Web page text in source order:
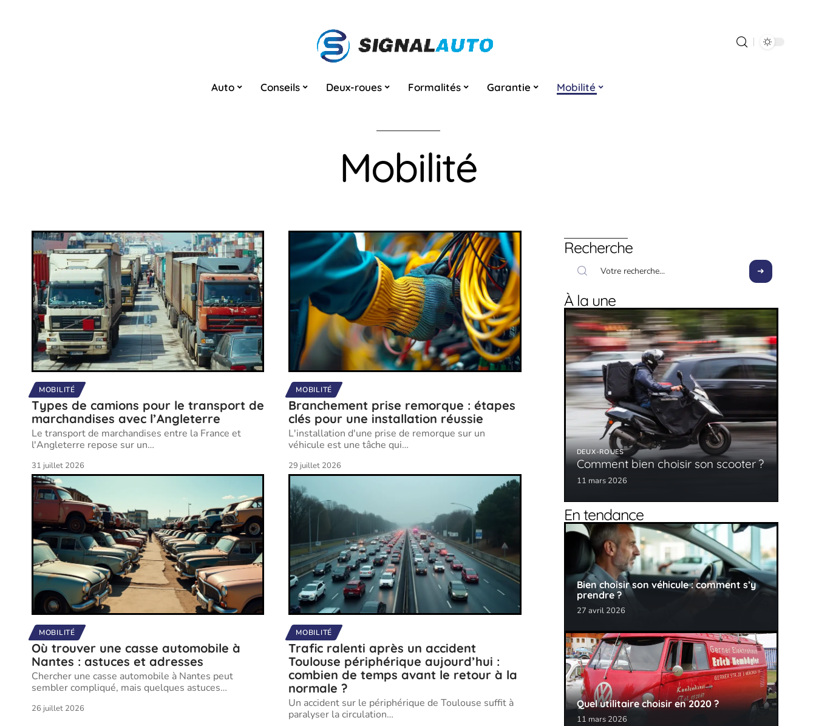
Auto Conseils Deux-roues Formalités Garantie Mobilité
Mobilité
MOBILITÉ
Types de camions pour le transport de
marchandises avec l’Angleterre
Le transport de marchandises entre la France et
l'Angleterre repose sur un…
31 juillet 2026
MOBILITÉ
Branchement prise remorque : étapes
clés pour une installation réussie
L'installation d'une prise de remorque sur un
véhicule est une tâche qui…
29 juillet 2026
MOBILITÉ
Où trouver une casse automobile à
Nantes : astuces et adresses
Chercher une casse automobile à Nantes peut
sembler compliqué, mais quelques astuces…
26 juillet 2026
MOBILITÉ
Trafic ralenti après un accident
Toulouse périphérique aujourd’hui :
combien de temps avant le retour à la
normale ?
Un accident sur le périphérique de Toulouse suffit à
paralyser la circulation…
Recherche
À la une
DEUX-ROUES
Comment bien choisir son scooter ?
11 mars 2026
En tendance
Bien choisir son véhicule : comment s’y
prendre ?
27 avril 2026
Quel utilitaire choisir en 2020 ?
11 mars 2026